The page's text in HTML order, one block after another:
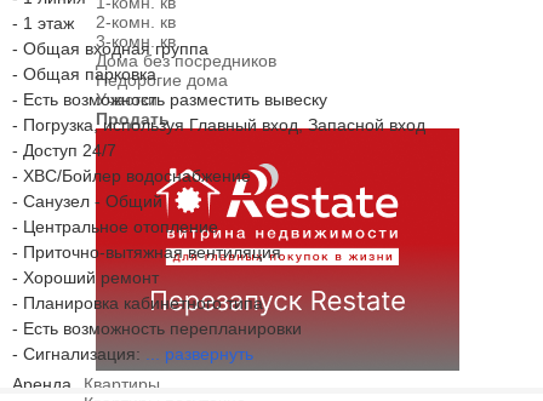
2-комн. кв
3-комн. кв
Дома без посредников
Недорогие дома
Участки
Продать
Аренда
Квартиры
- 1 этаж
- Общая входная группа
- Общая парковка
- Есть возможность разместить вывеску
- Погрузка, используя Главный вход, Запасной вход
- Доступ 24/7
- ХВС/Бойлер водоснабжение
- Санузел - Общий
- Центральное отопление
- Приточно-вытяжная вентиляция
- Хороший ремонт
- Планировка кабинетного типа
- Есть возможность перепланировки
- Сигнализация:
развернуть